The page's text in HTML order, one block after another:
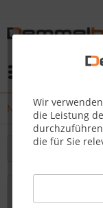
Wir
die Leistung
die für Sie
News
Filtern
FAQ -